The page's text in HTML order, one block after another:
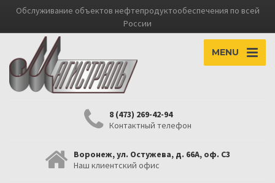
Обслуживание объектов нефтепродуктообеспечения по всей
России
MENU
8 (473) 269-42-94
Контактный телефон
Воронеж, ул. Остужева, д. 66А, оф. С3
Наш клиентский офис